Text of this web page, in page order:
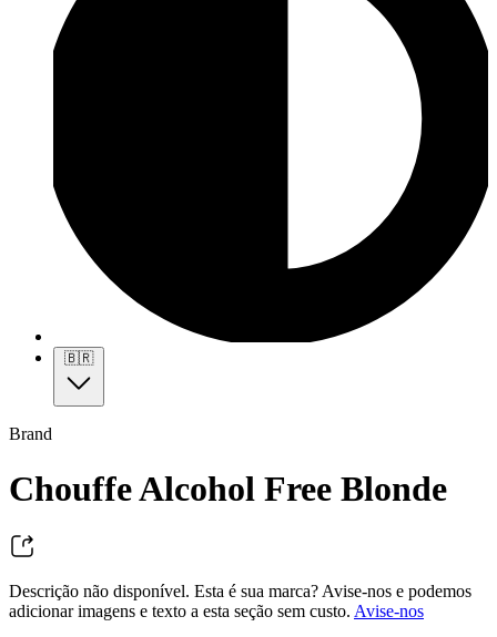
🇧🇷
Brand
Chouffe Alcohol Free Blonde
Descrição não disponível. Esta é sua marca? Avise-nos e podemos
adicionar imagens e texto a esta seção sem custo. Avise-nos